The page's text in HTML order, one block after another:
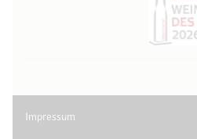
Impressum